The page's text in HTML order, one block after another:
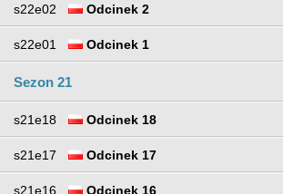
s22e02 Odcinek 2
s22e01 Odcinek 1
Sezon 21
s21e18 Odcinek 18
s21e17 Odcinek 17
s21e16 Odcinek 16